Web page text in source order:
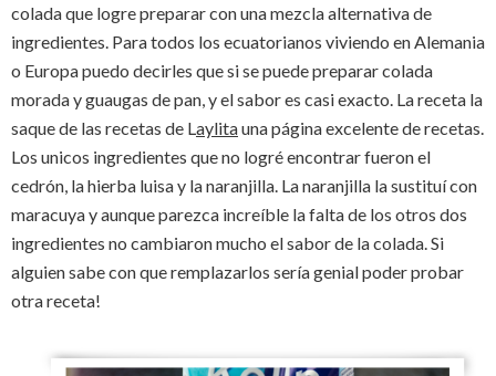
colada que logre preparar con una mezcla alternativa de
ingredientes. Para todos los ecuatorianos viviendo en Alemania
o Europa puedo decirles que si se puede preparar colada
morada y guaugas de pan, y el sabor es casi exacto. La receta la
saque de las recetas de Laylitauna página excelente de recetas.
Los unicos ingredientes que no logré encontrar fueron el
cedrón, la hierba luisa y la naranjilla. La naranjilla la sustituí con
maracuya y aunque parezca increíble la falta de los otros dos
ingredientes no cambiaron mucho el sabor de la colada. Si
alguien sabe con que remplazarlos sería genial poder probar
otra receta!